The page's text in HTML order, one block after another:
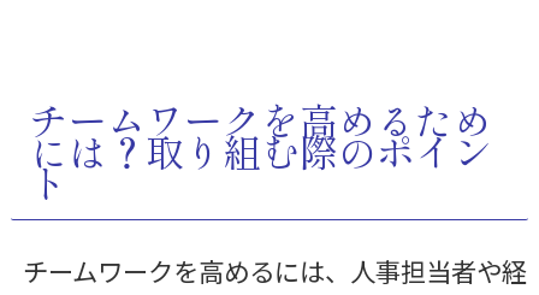
チームワークを高めるため
には？取り組む際のポイン
ト
チームワークを高めるには、人事担当者や経